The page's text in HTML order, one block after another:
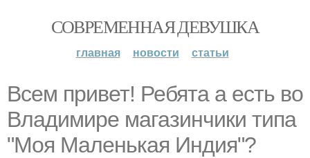
СОВРЕМЕННАЯ ДЕВУШКА
главная новости статьи
Всем привет! Ребята а есть во
Владимире магазинчики типа
"Моя Маленькая Индия"?